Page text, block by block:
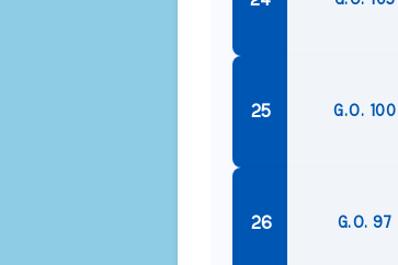
G.O. 100
G.O. 97